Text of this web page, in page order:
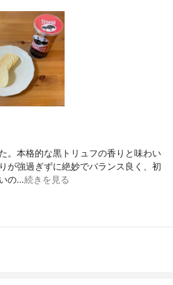
。本格的な黒トリュフの香りと味わい
が強過ぎずに絶妙でバランス良く、初
の…続きを見る